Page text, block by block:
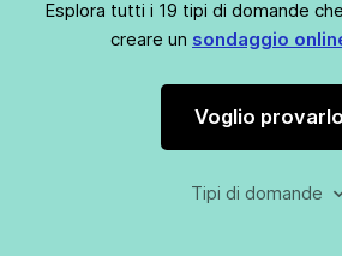
Esplora tutti i 19 tipi di domande
creare un sondaggio
Voglio provarlo
Tipi di domande